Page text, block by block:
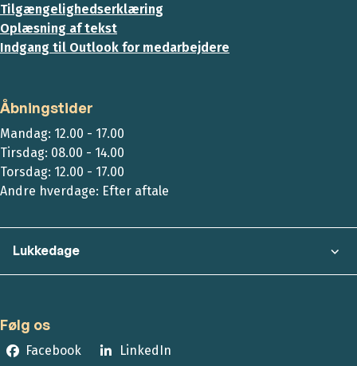
Tilgængelighedserklæring
Oplæsning af tekst
Indgang til Outlook for medarbejdere
Åbningstider
Mandag: 12.00 - 17.00
Tirsdag: 08.00 - 14.00
Torsdag: 12.00 - 17.00
Andre hverdage: Efter aftale
Lukkedage
Følg os
Facebook LinkedIn